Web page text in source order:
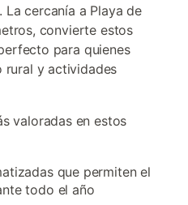
La cercanía a Playa de
convierte estos
para quienes
rural y actividades
valoradas en estos
que permiten el
todo el año